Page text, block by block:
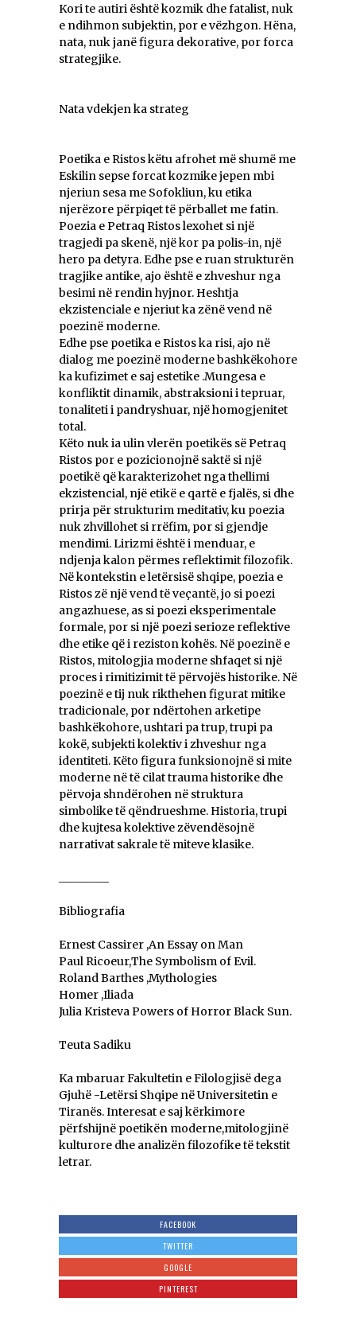
Kori te autiri është kozmik dhe fatalist, nuk
e ndihmon subjektin, por e vëzhgon. Hëna,
nata, nuk janë figura dekorative, por forca
strategjike.
Nata vdekjen ka strateg
Poetika e Ristos këtu afrohet më shumë me
Eskilin sepse forcat kozmike jepen mbi
njeriun sesa me Sofokliun, ku etika
njerëzore përpiqet të përballet me fatin.
Poezia e Petraq Ristos lexohet si një
tragjedi pa skenë, një kor pa polis-in, një
hero pa detyra. Edhe pse e ruan strukturën
tragjike antike, ajo është e zhveshur nga
besimi në rendin hyjnor. Heshtja
ekzistenciale e njeriut ka zënë vend në
poezinë moderne.
Edhe pse poetika e Ristos ka risi, ajo në
dialog me poezinë moderne bashkëkohore
ka kufizimet e saj estetike .Mungesa e
konfliktit dinamik, abstraksioni i tepruar,
tonaliteti i pandryshuar, një homogjenitet
total.
Këto nuk ia ulin vlerën poetikës së Petraq
Ristos por e pozicionojnë saktë si një
poetikë që karakterizohet nga thellimi
ekzistencial, një etikë e qartë e fjalës, si dhe
prirja për strukturim meditativ, ku poezia
nuk zhvillohet si rrëfim, por si gjendje
mendimi. Lirizmi është i menduar, e
ndjenja kalon përmes reflektimit filozofik.
Në kontekstin e letërsisë shqipe, poezia e
Ristos zë një vend të veçantë, jo si poezi
angazhuese, as si poezi eksperimentale
formale, por si një poezi serioze reflektive
dhe etike që i reziston kohës. Në poezinë e
Ristos, mitologjia moderne shfaqet si një
proces i rimitizimit të përvojës historike. Në
poezinë e tij nuk rikthehen figurat mitike
tradicionale, por ndërtohen arketipe
bashkëkohore, ushtari pa trup, trupi pa
kokë, subjekti kolektiv i zhveshur nga
identiteti. Këto figura funksionojnë si mite
moderne në të cilat trauma historike dhe
përvoja shndërohen në struktura
simbolike të qëndrueshme. Historia, trupi
dhe kujtesa kolektive zëvendësojnë
narrativat sakrale të miteve klasike.
Bibliografia
Ernest Cassirer ,An Essay on Man
Paul Ricoeur,The Symbolism of Evil.
Roland Barthes ,Mythologies
Homer ,Iliada
Julia Kristeva Powers of Horror Black Sun.
Teuta Sadiku
Ka mbaruar Fakultetin e Filologjisë dega
Gjuhë -Letërsi Shqipe në Universitetin e
Tiranës. Interesat e saj kërkimore
përfshijnë poetikën moderne,mitologjinë
kulturore dhe analizën filozofike të tekstit
letrar.
FACEBOOK
TWITTER
GOOGLE
PINTEREST